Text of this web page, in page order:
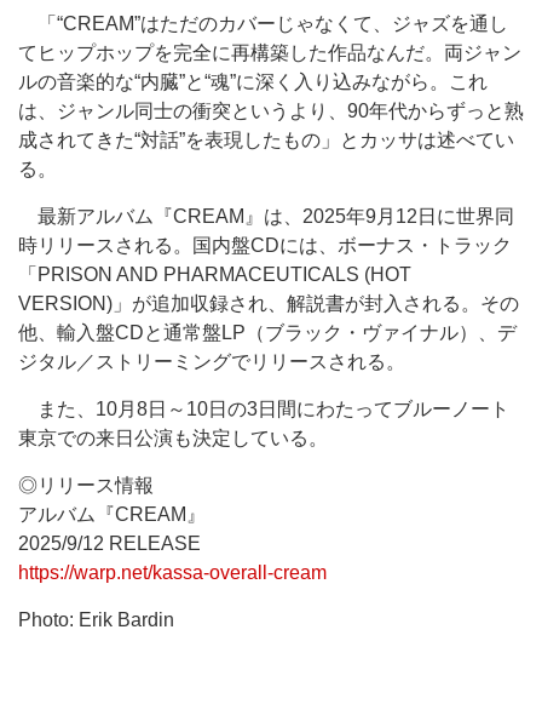
「“CREAM”はただのカバーじゃなくて、ジャズを通し
てヒップホップを完全に再構築した作品なんだ。両ジャン
ルの音楽的な“内臓”と“魂”に深く入り込みながら。これ
は、ジャンル同士の衝突というより、90年代からずっと熟
成されてきた“対話”を表現したもの」とカッサは述べてい
る。
最新アルバム『CREAM』は、2025年9月12日に世界同
時リリースされる。国内盤CDには、ボーナス・トラック
「PRISON AND PHARMACEUTICALS (HOT
VERSION)」が追加収録され、解説書が封入される。その
他、輸入盤CDと通常盤LP（ブラック・ヴァイナル）、デ
ジタル／ストリーミングでリリースされる。
また、10月8日～10日の3日間にわたってブルーノート
東京での来日公演も決定している。
◎リリース情報
アルバム『CREAM』
2025/9/12 RELEASE
https://warp.net/kassa-overall-cream
Photo: Erik Bardin